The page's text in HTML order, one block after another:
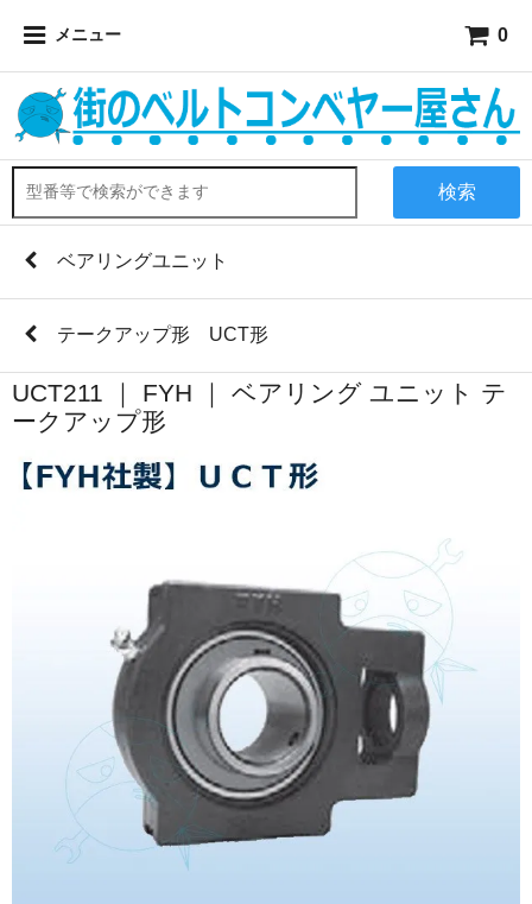
メニュー 0
検索
ベアリングユニット
テークアップ形 UCT形
UCT211 ｜ FYH ｜ ベアリング ユニット テ
ークアップ形